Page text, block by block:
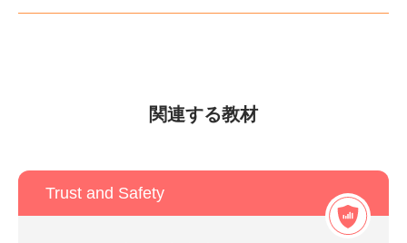
関連する教材
Trust and Safety